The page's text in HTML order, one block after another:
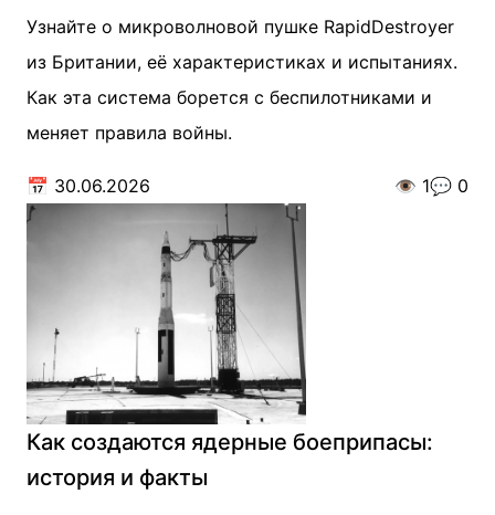
Узнайте о микроволновой пушке RapidDestroyer
из Британии, её характеристиках и испытаниях.
Как эта система борется с беспилотниками и
меняет правила войны.
📅 30.06.2026 👁️ 1💬 0
Как создаются ядерные боеприпасы:
история и факты